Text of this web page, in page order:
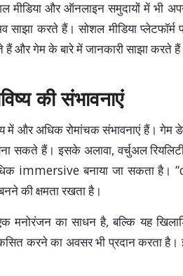
मीडिया और ऑनलाइन समुदायों में भी
साझा करते हैं। सोशल मीडिया
और गेम के बारे में जानकारी साझा करते
की संभावनाएं
में और अधिक रोमांचक संभावनाएं हैं। गेम
सकते हैं। इसके अलावा, वर्चुअल
immersive बनाया जा सकता है।
की क्षमता रखता है।
मनोरंजन का साधन है, बल्कि यह
करने का अवसर भी प्रदान करता